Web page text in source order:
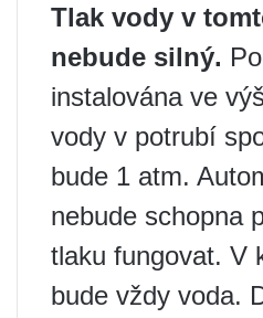
Tlak vody v
nebude silný.
instalována ve
vody v potrubí
bude 1 atm.
nebude schopna
tlaku fungovat. V
bude vždy voda.